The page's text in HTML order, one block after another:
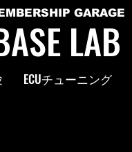
LAB
GARAGE
ECUチューニング